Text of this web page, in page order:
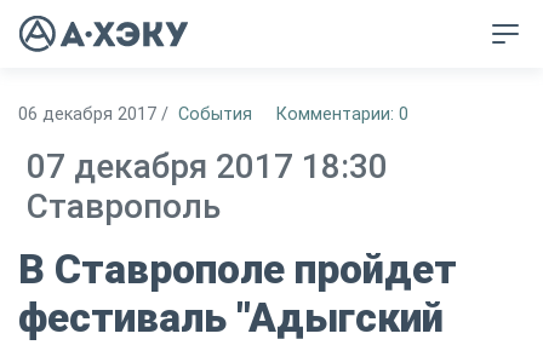
06 декабря 2017 / События Комментарии: 0
07 декабря 2017 18:30
Ставрополь
В Ставрополе пройдет
фестиваль "Адыгский